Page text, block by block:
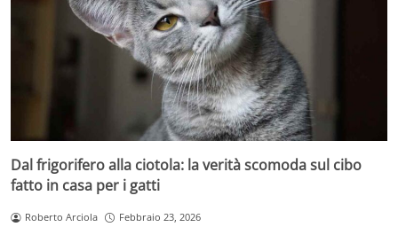
Dal frigorifero alla ciotola: la verità scomoda sul cibo
fatto in casa per i gatti
Roberto Arciola Febbraio 23, 2026